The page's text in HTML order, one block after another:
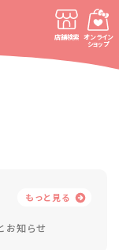
店舗検索 オンライン
ショップ
もっと見る
お知らせ